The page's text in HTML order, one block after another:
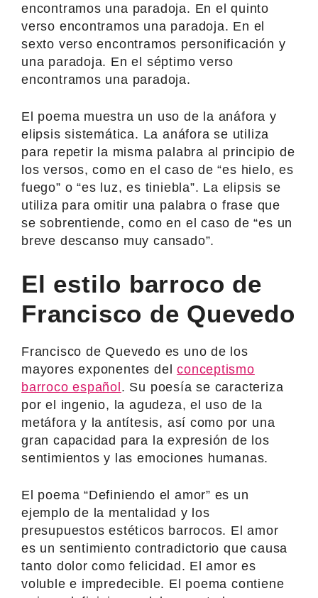
encontramos una paradoja. En el quinto
verso encontramos una paradoja. En el
sexto verso encontramos personificación y
una paradoja. En el séptimo verso
encontramos una paradoja.
El poema muestra un uso de la anáfora y
elipsis sistemática. La anáfora se utiliza
para repetir la misma palabra al principio de
los versos, como en el caso de “es hielo, es
fuego” o “es luz, es tiniebla”. La elipsis se
utiliza para omitir una palabra o frase que
se sobrentiende, como en el caso de “es un
breve descanso muy cansado”.
El estilo barroco de
Francisco de Quevedo
Francisco de Quevedo es uno de los
mayores exponentes delconceptismo
barroco español. Su poesía se caracteriza
por el ingenio, la agudeza, el uso de la
metáfora y la antítesis, así como por una
gran capacidad para la expresión de los
sentimientos y las emociones humanas.
El poema “Definiendo el amor” es un
ejemplo de la mentalidad y los
presupuestos estéticos barrocos. El amor
es un sentimiento contradictorio que causa
tanto dolor como felicidad. El amor es
voluble e impredecible. El poema contiene